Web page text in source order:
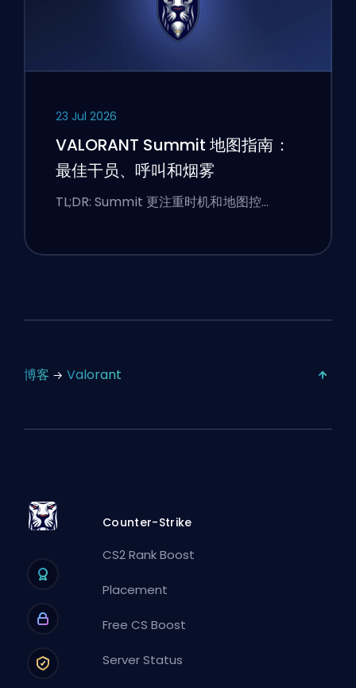
23 Jul 2026
VALORANT Summit 地图指南：
最佳干员、呼叫和烟雾
TL;DR: Summit 更注重时机和地图控…
博客 Valorant
Counter-Strike
CS2 Rank Boost
Placement
Free CS Boost
Server Status